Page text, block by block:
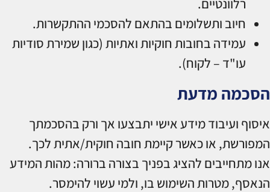
רלוונטיים.
חיוב ותשלומים בהתאם להסכמי ההתקשרות.
עמידה בחובות חוקיות ואתיות (כגון שמירת סודיות
עו"ד – לקוח).
הסכמה מדעת
איסוף ועיבוד מידע אישי יתבצעו אך ורק בהסכמתך
המפורשת, או כאשר קיימת חובה חוקית/אתית לכך.
אנו מתחייבים להציג בפניך בצורה ברורה: מהות המידע
הנאסף, מטרות השימוש בו, ולמי עשוי להימסר.